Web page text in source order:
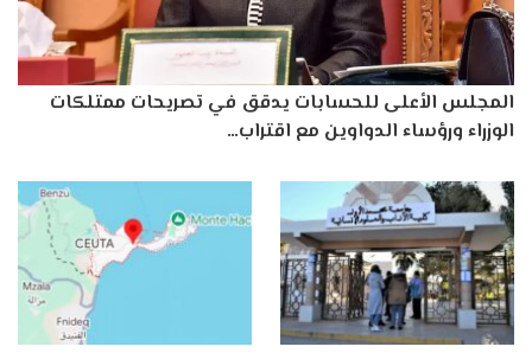
المجلس الأعلى للحسابات يدقق في تصريحات ممتلكات
الوزراء ورؤساء الدواوين مع اقتراب…